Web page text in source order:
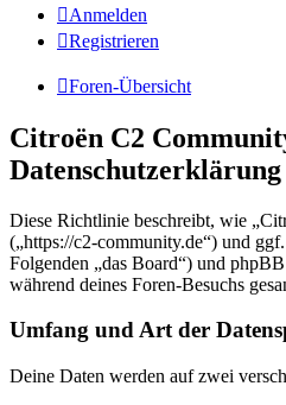
Anmelden
Registrieren
Foren-Übersicht
Citroën C2
Datenschutzerklärung
Diese Richtlinie beschreibt, wie
(„https://c2-community.de“) und
Folgenden „das Board“) und
während deines Foren-Besuchs
Umfang und Art der
Deine Daten werden auf zwei